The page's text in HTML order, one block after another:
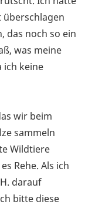
überschlagen
das noch so ein
was meine
ich keine
wir beim
sammeln
Wildtiere
Rehe. Als ich
darauf
bitte diese